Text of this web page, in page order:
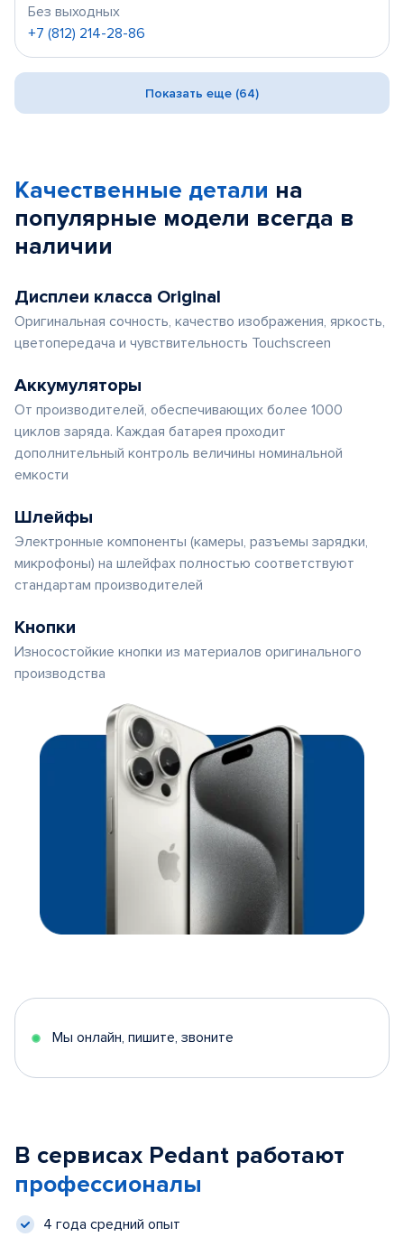
Без выходных
+7 (812) 214-28-86
Показать еще (64)
Качественные детали на
популярные модели всегда в
наличии
Дисплеи класса Original
Оригинальная сочность, качество изображения, яркость,
цветопередача и чувствительность Touchscreen
Аккумуляторы
От производителей, обеспечивающих более 1000
циклов заряда. Каждая батарея проходит
дополнительный контроль величины номинальной
емкости
Шлейфы
Электронные компоненты (камеры, разъемы зарядки,
микрофоны) на шлейфах полностью соответствуют
стандартам производителей
Кнопки
Износостойкие кнопки из материалов оригинального
производства
Мы онлайн, пишите, звоните
В сервисах Pedant работают
профессионалы
4 года средний опыт